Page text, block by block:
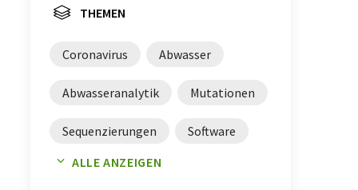
THEMEN
Coronavirus Abwasser
Abwasseranalytik Mutationen
Sequenzierungen Software
Grippeviren Noroviren
ALLE ANZEIGEN